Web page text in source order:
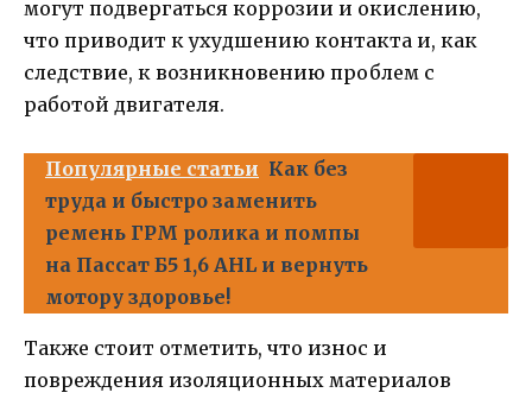
могут подвергаться коррозии и окислению,
что приводит к ухудшению контакта и, как
следствие, к возникновению проблем с
работой двигателя.
Популярные статьи Как без
труда и быстро заменить
ремень ГРМ ролика и помпы
на Пассат Б5 1,6 AHL и вернуть
мотору здоровье!
Также стоит отметить, что износ и
повреждения изоляционных материалов